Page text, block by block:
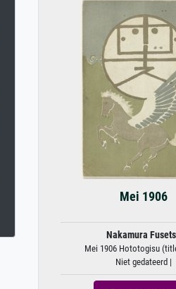
Mei 1906
Nakamura
Mei 1906 Hototogisu
Niet gedateerd |